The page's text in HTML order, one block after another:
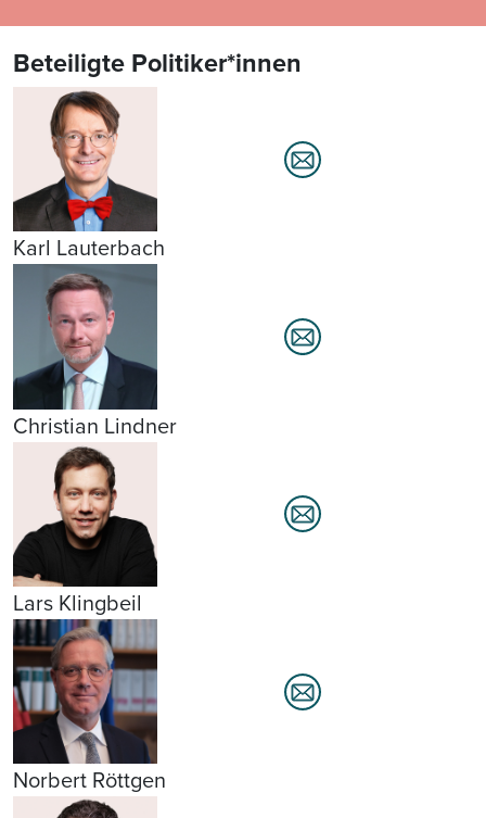
Beteiligte Politiker*innen
Karl Lauterbach
Christian Lindner
Lars Klingbeil
Norbert Röttgen